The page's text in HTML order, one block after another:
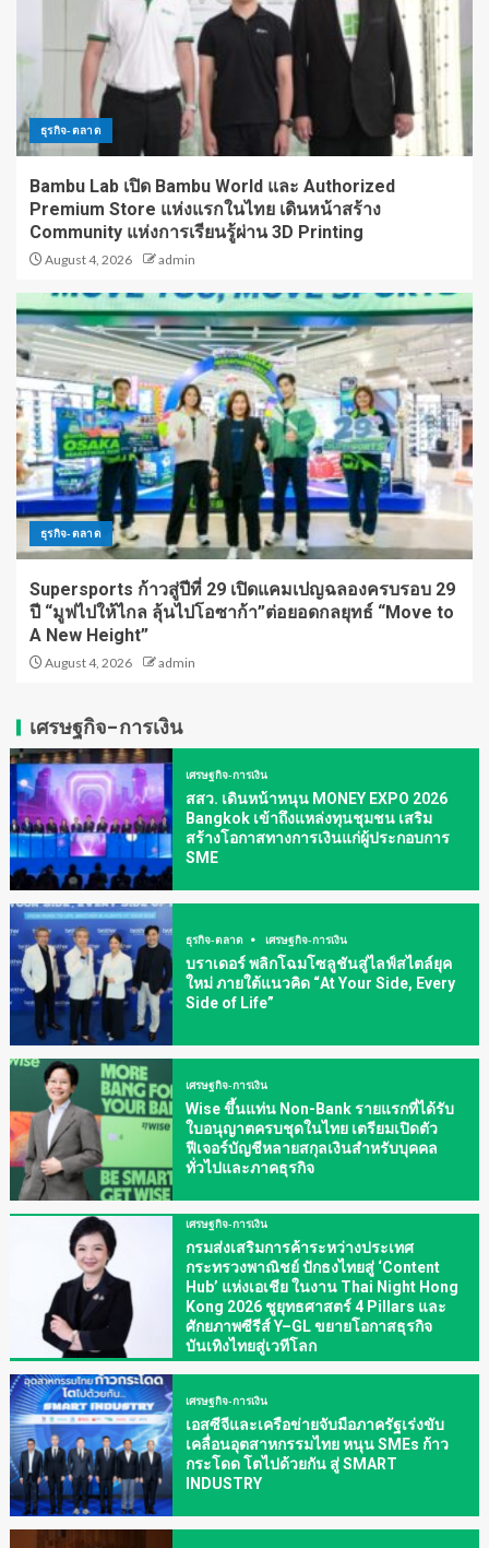
ธุรกิจ-ตลาด
Bambu Lab เปิด Bambu World และ Authorized
Premium Store แห่งแรกในไทย เดินหน้าสร้าง
Community แห่งการเรียนรู้ผ่าน 3D Printing
August 4, 2026 admin
ธุรกิจ-ตลาด
Supersports ก้าวสู่ปีที่ 29 เปิดแคมเปญฉลองครบรอบ 29
ปี “มูฟไปให้ไกล ลุ้นไปโอซาก้า”ต่อยอดกลยุทธ์ “Move to
A New Height”
August 4, 2026 admin
เศรษฐกิจ-การเงิน
เศรษฐกิจ-การเงิน
สสว. เดินหน้าหนุน MONEY EXPO 2026
Bangkok เข้าถึงแหล่งทุนชุมชน เสริม
สร้างโอกาสทางการเงินแก่ผู้ประกอบการ
SME
ธุรกิจ-ตลาด เศรษฐกิจ-การเงิน
บราเดอร์ พลิกโฉมโซลูชันสู่ไลฟ์สไตล์ยุค
ใหม่ ภายใต้แนวคิด “At Your Side, Every
Side of Life”
เศรษฐกิจ-การเงิน
Wise ขึ้นแท่น Non-Bank รายแรกที่ได้รับ
ใบอนุญาตครบชุดในไทย เตรียมเปิดตัว
ฟีเจอร์บัญชีหลายสกุลเงินสำหรับบุคคล
ทั่วไปและภาคธุรกิจ
เศรษฐกิจ-การเงิน
กรมส่งเสริมการค้าระหว่างประเทศ
กระทรวงพาณิชย์ ปักธงไทยสู่ ‘Content
Hub’ แห่งเอเชีย ในงาน Thai Night Hong
Kong 2026 ชูยุทธศาสตร์ 4 Pillars และ
ศักยภาพซีรีส์ Y–GL ขยายโอกาสธุรกิจ
บันเทิงไทยสู่เวทีโลก
เศรษฐกิจ-การเงิน
เอสซีจีและเครือข่ายจับมือภาครัฐเร่งขับ
เคลื่อนอุตสาหกรรมไทย หนุน SMEs ก้าว
กระโดด โตไปด้วยกัน สู่ SMART
INDUSTRY